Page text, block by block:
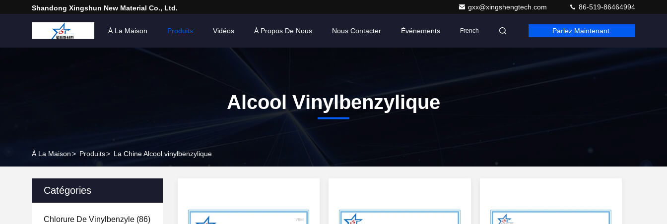
Shandong Xingshun New Material Co., Ltd. gxx@xingshengtech.com 86-519-86464994
À La Maison Produits Vidéos À Propos De Nous Nous Contacter Événements French Parlez Maintenant.
Alcool Vinylbenzylique
À La Maison> Produits> La Chine Alcool vinylbenzylique
Catégories
Chlorure De Vinylbenzyle (86)